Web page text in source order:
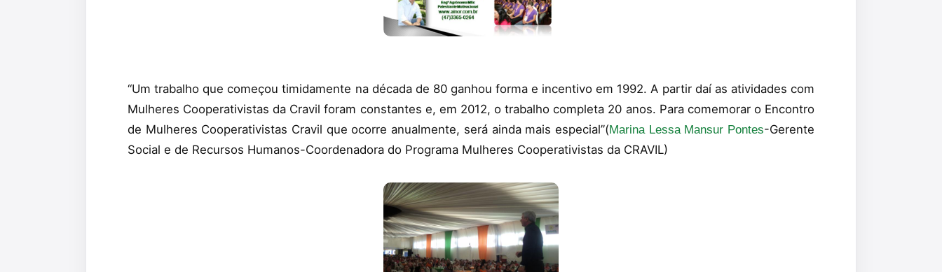
“Um trabalho que começou timidamente na década de 80 ganhou forma e incentivo em 1992. A partir daí as atividades com
Mulheres Cooperativistas da Cravil foram constantes e, em 2012, o trabalho completa 20 anos. Para comemorar o Encontro
de Mulheres Cooperativistas Cravil que ocorre anualmente, será ainda mais especial”(Marina Lessa Mansur Pontes-Gerente
Social e de Recursos Humanos-Coordenadora do Programa Mulheres Cooperativistas da CRAVIL)